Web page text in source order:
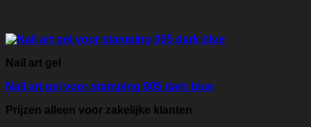
Nail art gel
Nail art gel voor stamping 005 dark blue
Prijzen alleen voor zakelijke klanten